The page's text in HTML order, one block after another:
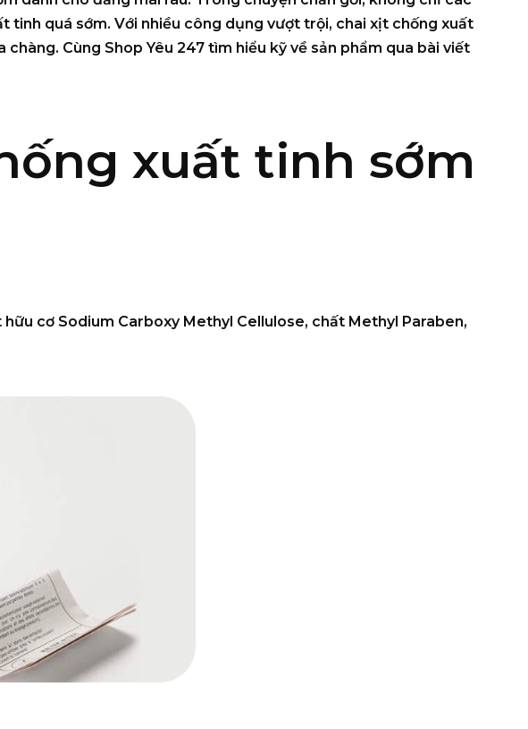
tinh quá sớm. Với nhiều công dụng vượt trội, chai xịt chống xuất
Cùng Shop Yêu 247 tìm hiểu kỹ về sản phẩm qua bài viết
xuất tinh sớm
cơ Sodium Carboxy Methyl Cellulose, chất Methyl Paraben,